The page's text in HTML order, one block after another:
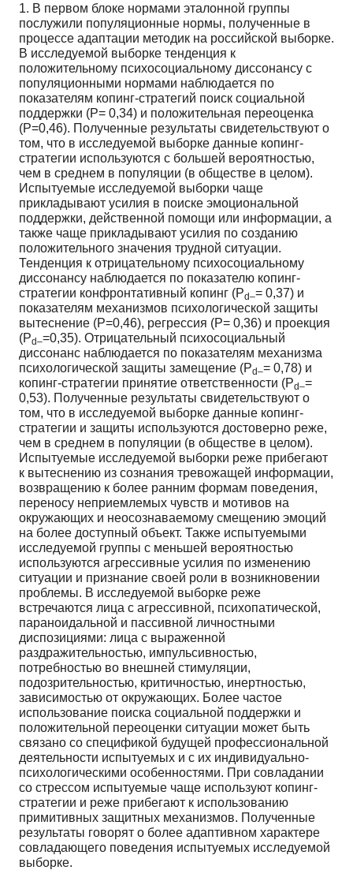
1. В первом блоке нормами эталонной группы
послужили популяционные нормы, полученные в
процессе адаптации методик на российской выборке.
В исследуемой выборке тенденция к
положительному психосоциальному диссонансу с
популяционными нормами наблюдается по
показателям копинг-стратегий поиск социальной
поддержки (Р= 0,34) и положительная переоценка
(Р=0,46). Полученные результаты свидетельствуют о
том, что в исследуемой выборке данные копинг-
стратегии используются с большей вероятностью,
чем в среднем в популяции (в обществе в целом).
Испытуемые исследуемой выборки чаще
прикладывают усилия в поиске эмоциональной
поддержки, действенной помощи или информации, а
также чаще прикладывают усилия по созданию
положительного значения трудной ситуации.
Тенденция к отрицательному психосоциальному
диссонансу наблюдается по показателю копинг-
стратегии конфронтативный копинг (Рd–= 0,37) и
показателям механизмов психологической защиты
вытеснение (Р=0,46), регрессия (Р= 0,36) и проекция
(Рd–=0,35). Отрицательный психосоциальный
диссонанс наблюдается по показателям механизма
психологической защиты замещение (Рd–= 0,78) и
копинг-стратегии принятие ответственности (Рd–=
0,53). Полученные результаты свидетельствуют о
том, что в исследуемой выборке данные копинг-
стратегии и защиты используются достоверно реже,
чем в среднем в популяции (в обществе в целом).
Испытуемые исследуемой выборки реже прибегают
к вытеснению из сознания тревожащей информации,
возвращению к более ранним формам поведения,
переносу неприемлемых чувств и мотивов на
окружающих и неосознаваемому смещению эмоций
на более доступный объект. Также испытуемыми
исследуемой группы с меньшей вероятностью
используются агрессивные усилия по изменению
ситуации и признание своей роли в возникновении
проблемы. В исследуемой выборке реже
встречаются лица с агрессивной, психопатической,
параноидальной и пассивной личностными
диспозициями: лица с выраженной
раздражительностью, импульсивностью,
потребностью во внешней стимуляции,
подозрительностью, критичностью, инертностью,
зависимостью от окружающих. Более частое
использование поиска социальной поддержки и
положительной переоценки ситуации может быть
связано со спецификой будущей профессиональной
деятельности испытуемых и с их индивидуально-
психологическими особенностями. При совладании
со стрессом испытуемые чаще используют копинг-
стратегии и реже прибегают к использованию
примитивных защитных механизмов. Полученные
результаты говорят о более адаптивном характере
совладающего поведения испытуемых исследуемой
выборке.